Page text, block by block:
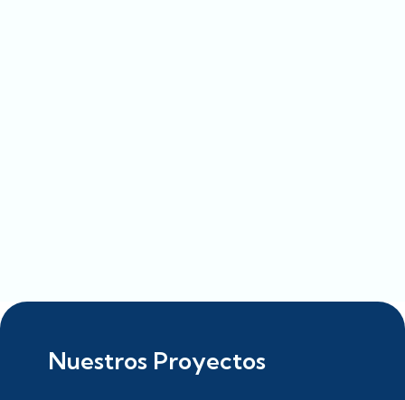
Nuestros Proyectos